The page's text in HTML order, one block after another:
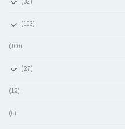
(103)
(100)
(27)
(12)
(6)